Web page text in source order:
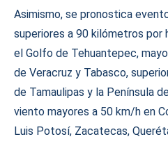
Asimismo, se pronostica
superiores a 90 kilómetros por
el Golfo de Tehuantepec,
de Veracruz y Tabasco,
de Tamaulipas y la Península
viento mayores a 50 km/h en
Luis Potosí, Zacatecas,